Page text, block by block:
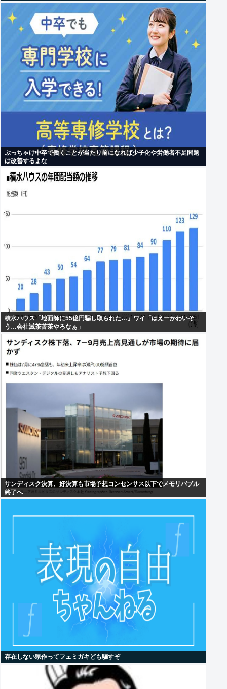
ぶっちゃけ中卒で働くことが当たり前になれば少子化や労働者不足問題
は改善するよな
積水ハウス「地面師に55億円騙し取られた…」ワイ「はえーかわいそ
う…会社滅茶苦茶やろなぁ」
サンディスク決算、好決算も市場予想コンセンサス以下でメモリバブル
終了へ
存在しない県作ってフェミガキども騙すぞ